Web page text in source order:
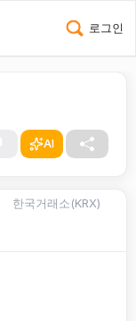
로그인
AI
한국거래소(KRX)